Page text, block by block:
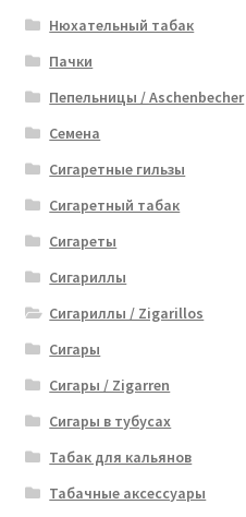
Нюхательный табак
Пачки
Пепельницы / Aschenbecher
Семена
Сигаретные гильзы
Сигаретный табак
Сигареты
Сигариллы
Сигариллы / Zigarillos
Сигары
Сигары / Zigarren
Сигары в тубусах
Табак для кальянов
Табачные аксессуары